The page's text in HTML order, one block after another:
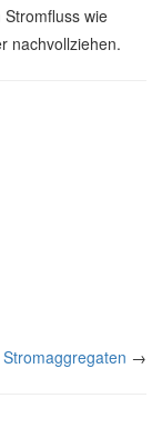
wie
nachvollziehen.
→